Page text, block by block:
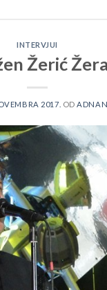
INTERVJUI
Žerić Žera
2017. OD